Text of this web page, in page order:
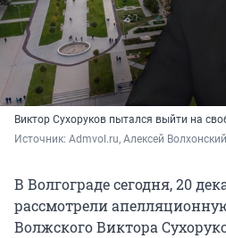
Виктор Сухоруков пытался выйти на
Источник: Admvol.ru, Алексей Волхонский
В Волгограде сегодня, 20
рассмотрели
Волжского Виктора